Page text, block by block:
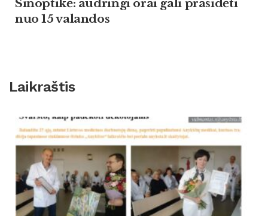
Sinoptikė: audringi orai gali prasidėti
nuo 15 valandos
Laikraštis